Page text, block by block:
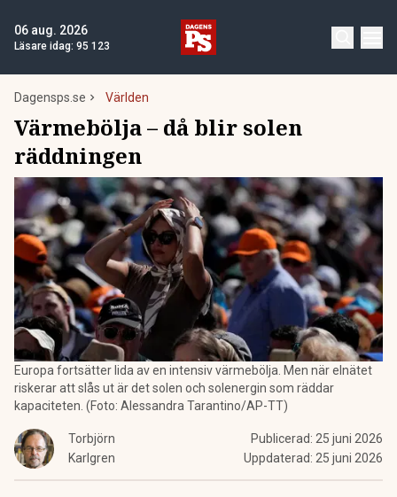
06 aug. 2026
Läsare idag: 95 123
Dagensps.se Världen
Värmebölja – då blir solen
räddningen
Europa fortsätter lida av en intensiv värmebölja. Men när elnätet
riskerar att slås ut är det solen och solenergin som räddar
kapaciteten. (Foto: Alessandra Tarantino/AP-TT)
Torbjörn
Karlgren
Publicerad: 25 juni 2026
Uppdaterad: 25 juni 2026